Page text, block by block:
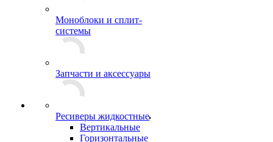
Моноблоки и сплит-
системы
Запчасти и аксессуары
Ресиверы жидкостные
Вертикальные
Горизонтальные